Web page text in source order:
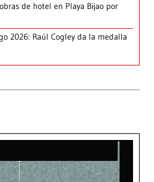
de hotel en Playa Bijao por
2026: Raúl Cogley da la medalla